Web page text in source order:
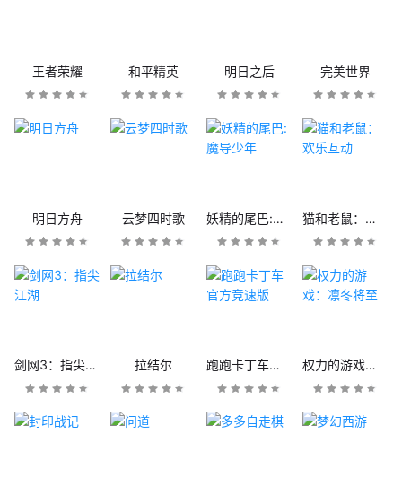
王者荣耀 和平精英 明日之后 完美世界
明日方舟 云梦四时歌 妖精的尾巴:魔导少年 猫和老鼠：欢乐互动
剑网3：指尖江湖 拉结尔 跑跑卡丁车官方竞速版 权力的游戏：凛冬将至